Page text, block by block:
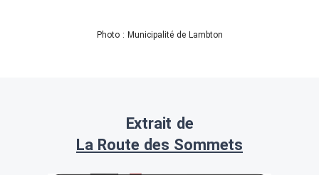
Photo : Municipalité de Lambton
Extrait de
La Route des Sommets